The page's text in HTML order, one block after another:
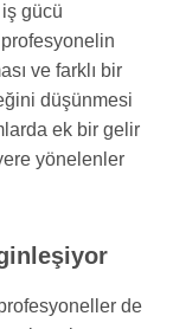
gücü
profesyonelin
ve farklı bir
düşünmesi
ek bir gelir
yönelenler
de